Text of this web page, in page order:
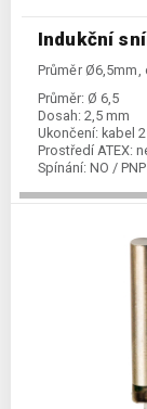
Indukční
Průměr Ø6,5mm,
Průměr: Ø 6,5
Dosah: 2,5 mm
Ukončení: kabel
Prostředí ATEX:
Spínání: NO / PNP